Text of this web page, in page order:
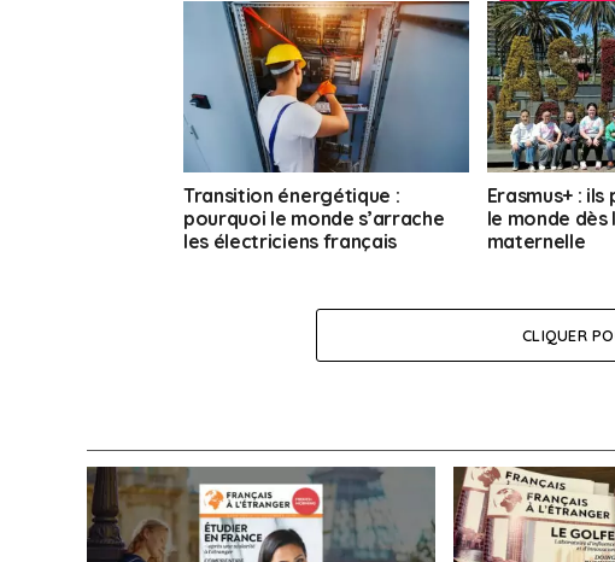
Transition énergétique :
pourquoi le monde s’arrache
les électriciens français
Erasmus+ :
le monde dès
maternelle
CLIQUER